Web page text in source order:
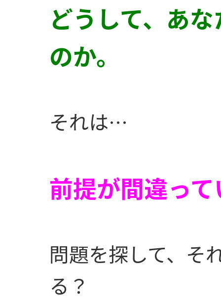
どうして、あ
のか。
それは…
前提が間違っ
問題を探して、そ
る？